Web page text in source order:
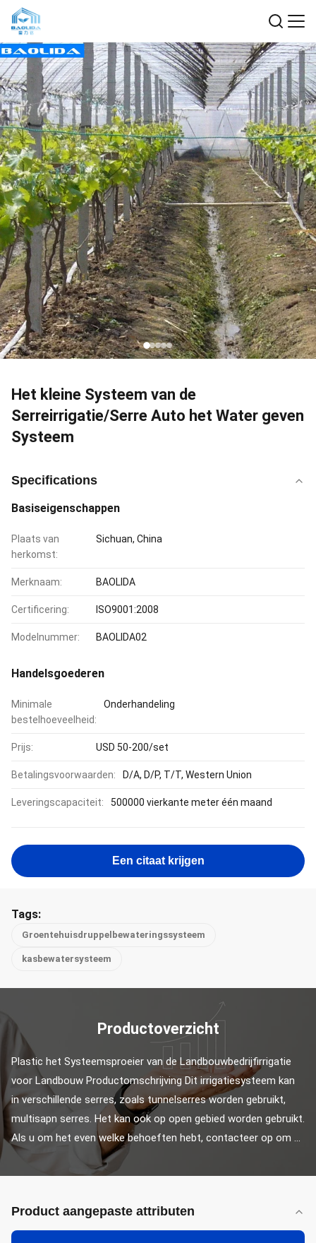
Het kleine Systeem van de
Serreirrigatie/Serre Auto het Water geven
Systeem
Specifications
Basiseigenschappen
Plaats van
herkomst:
Sichuan, China
Merknaam: BAOLIDA
Certificering: ISO9001:2008
Modelnummer: BAOLIDA02
Handelsgoederen
Minimale
bestelhoeveelheid:
Onderhandeling
Prijs: USD 50-200/set
Betalingsvoorwaarden: D/A, D/P, T/T, Western Union
Leveringscapaciteit: 500000 vierkante meter één maand
Een citaat krijgen
Tags:
Groentehuisdruppelbewateringssysteem
kasbewatersysteem
Productoverzicht
Plastic het Systeemsproeier van de Landbouwbedrijfirrigatie
voor Landbouw Productomschrijving Dit irrigatiesysteem kan
in verschillende serres, zoals tunnelserres worden gebruikt,
multisapn serres. Het kan ook op open gebied worden gebruikt.
Als u om het even welke behoeften hebt, contacteer op om ...
Product aangepaste attributen